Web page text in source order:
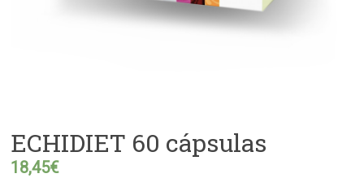
ECHIDIET 60 cápsulas
18,45€